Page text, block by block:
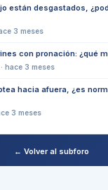
están desgastados,
3 meses
con pronación: ¿qué
hace 3 meses
hacia afuera, ¿es
3 meses
← Volver al subforo